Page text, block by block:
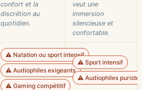
confort et la
discrétion au
quotidien.
veut une
immersion
silencieuse et
confortable.
⚠️ Natation ou sport intensif
⚠️ Audiophiles exigeants
⚠️ Gaming compétitif
⚠️ Sport intensif
⚠️ Audiophiles